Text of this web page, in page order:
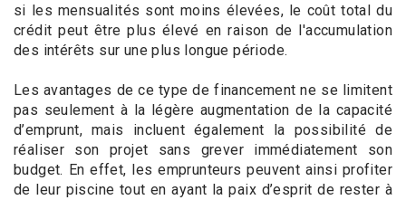
si les mensualités sont moins élevées, le coût total du
crédit peut être plus élevé en raison de l'accumulation
des intérêts sur une plus longue période.
Les avantages de ce type de financement ne se limitent
pas seulement à la légère augmentation de la capacité
d’emprunt, mais incluent également la possibilité de
réaliser son projet sans grever immédiatement son
budget. En effet, les emprunteurs peuvent ainsi profiter
de leur piscine tout en ayant la paix d’esprit de rester à